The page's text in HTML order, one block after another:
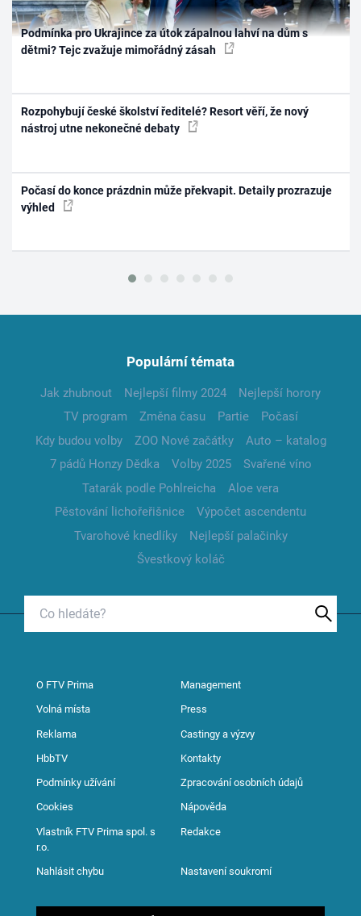
Podmínka pro Ukrajince za útok zápalnou lahví na dům s
dětmi? Tejc zvažuje mimořádný zásah
Rozpohybují české školství ředitelé? Resort věří, že nový
nástroj utne nekonečné debaty
Počasí do konce prázdnin může překvapit. Detaily prozrazuje
výhled
Populární témata
Jak zhubnout Nejlepší filmy 2024
Nejlepší horory
TV program
Změna času Partie
Počasí
Kdy budou volby
ZOO Nové začátky
Auto – katalog
7 pádů Honzy Dědka
Volby 2025
Svařené víno
Tatarák podle Pohlreicha
Aloe vera
Pěstování lichořeřišnice
Výpočet ascendentu
Tvarohové knedlíky
Nejlepší palačinky
Švestkový koláč
O FTV Prima Management
Volná místa Press
Reklama Castingy a výzvy
HbbTV Kontakty
Podmínky užívání Zpracování osobních údajů
Cookies Nápověda
Vlastník FTV Prima spol. s
r.o.
Redakce
Nahlásit chybu Nastavení soukromí